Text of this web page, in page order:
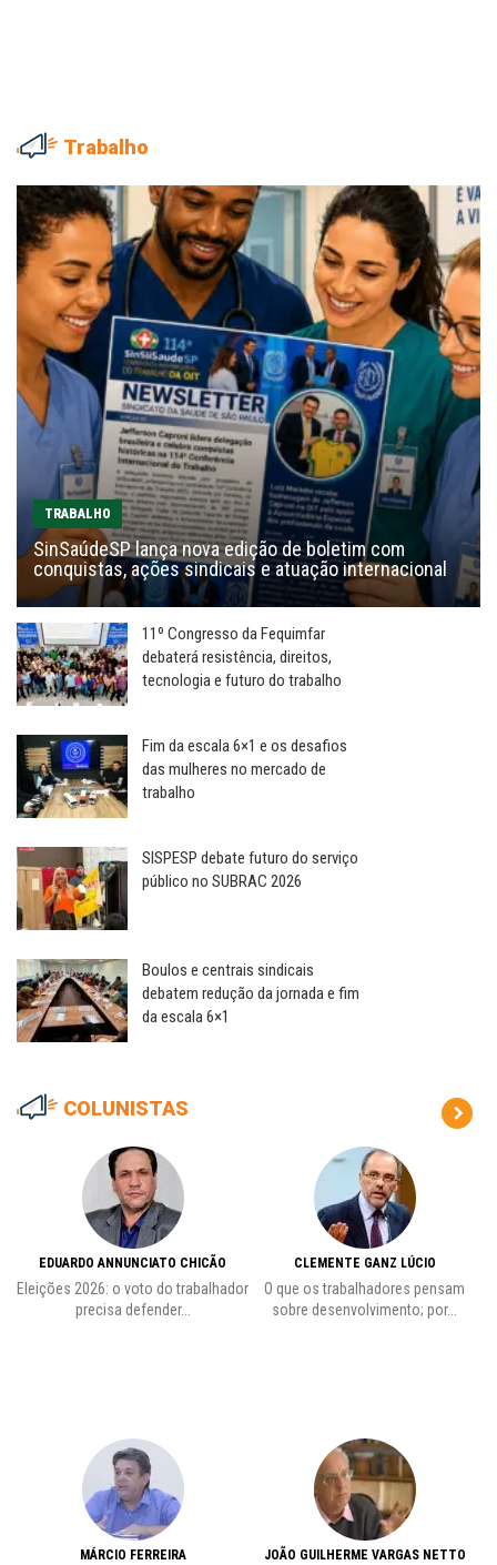
Trabalho
TRABALHO
SinSaúdeSP lança nova edição de boletim com
conquistas, ações sindicais e atuação internacional
11º Congresso da Fequimfar
debaterá resistência, direitos,
tecnologia e futuro do trabalho
Fim da escala 6×1 e os desafios
das mulheres no mercado de
trabalho
SISPESP debate futuro do serviço
público no SUBRAC 2026
Boulos e centrais sindicais
debatem redução da jornada e fim
da escala 6×1
COLUNISTAS
EDUARDO ANNUNCIATO CHICÃO
Eleições 2026: o voto do trabalhador
precisa defender...
MÁRCIO FERREIRA
CLEMENTE GANZ LÚCIO
O que os trabalhadores pensam
sobre desenvolvimento; por...
JOÃO GUILHERME VARGAS NETTO